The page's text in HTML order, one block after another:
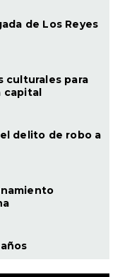
de Los Reyes
culturales para
capital
delito de robo a